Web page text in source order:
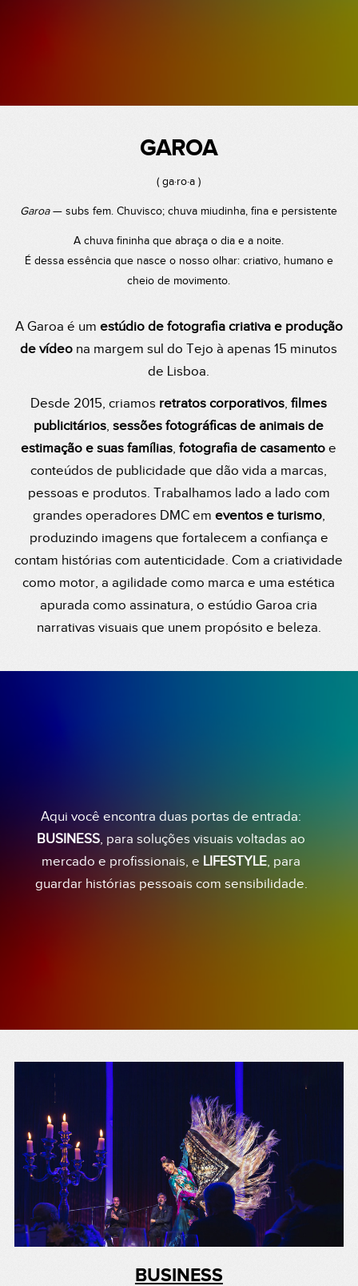
GAROA
( ga·ro·a )
Garoa— subs fem. Chuvisco; chuva miudinha, fina e persistente
A chuva fininha que abraça o dia e a noite.
É dessa essência que nasce o nosso olhar: criativo, humano e
cheio de movimento.
A Garoa é um estúdio de fotografia criativa e produção
de vídeo na margem sul do Tejo à apenas 15 minutos
de Lisboa.
Desde 2015, criamos retratos corporativos,filmes
publicitários,sessões fotográficas de animais de
estimação e suas famílias,fotografia de casamento e
conteúdos de publicidade que dão vida a marcas,
pessoas e produtos. Trabalhamos lado a lado com
grandes operadores DMC em eventos e turismo,
produzindo imagens que fortalecem a confiança e
contam histórias com autenticidade. Com a criatividade
como motor, a agilidade como marca e uma estética
apurada como assinatura, o estúdio Garoa cria
narrativas visuais que unem propósito e beleza.
Aqui você encontra duas portas de entrada:
BUSINESS, para soluções visuais voltadas ao
mercado e profissionais, e LIFESTYLE, para
guardar histórias pessoais com sensibilidade.
BUSINESS